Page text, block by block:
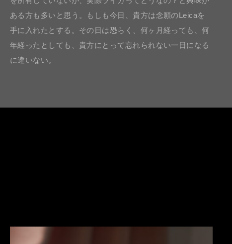
ある方も多いと思う。もしも今日、貴方は念願のLeicaを
手に入れたとする。その日は恐らく、何ヶ月経っても、何
年経ったとしても、貴方にとって忘れられない一日になる
に違いない。